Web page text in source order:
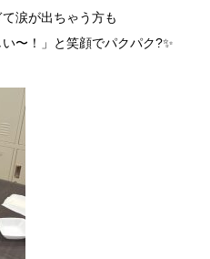
涙が出ちゃう方も
〜！」と笑顔でパクパク?️✨